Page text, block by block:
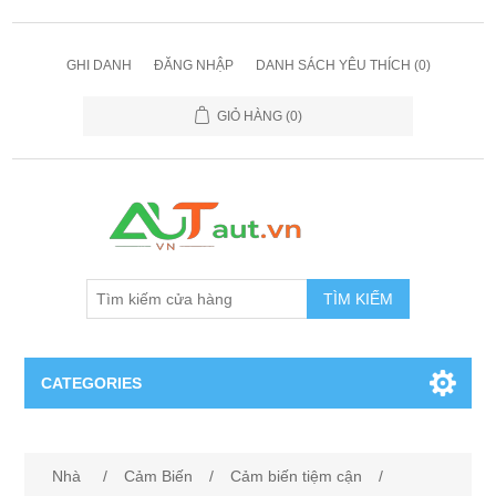
GHI DANH ĐĂNG NHẬP DANH SÁCH YÊU THÍCH (0)
GIỎ HÀNG (0)
TÌM KIẾM
CATEGORIES
Nhà / Cảm Biến / Cảm biến tiệm cận
/